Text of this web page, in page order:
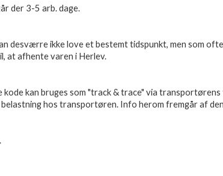
der 3-5 arb. dage.
desværre ikke love et bestemt tidspunkt, men som
at afhente varen i Herlev.
kan bruges som "track & trace" via
hos transportøren. Info herom fremgår af